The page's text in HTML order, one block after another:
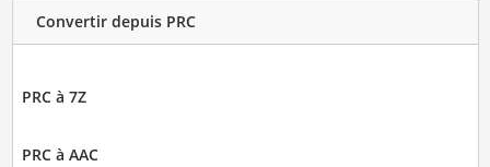
Convertir depuis PRC
PRC à 7Z
PRC à AAC